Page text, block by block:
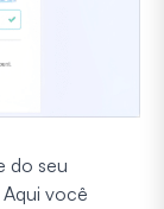
do seu
você